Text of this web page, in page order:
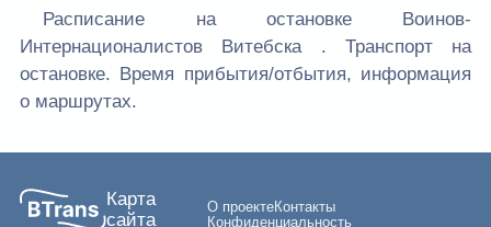
Расписание на остановке Воинов-
Интернационалистов Витебска . Транспорт на
остановке. Время прибытия/отбытия, информация
о маршрутах.
Карта
сайта
О проектеКонтакты
Конфиденциальность